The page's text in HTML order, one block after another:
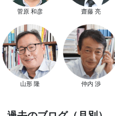
菅原 和彦 齋藤 亮
山形 隆 仲内 渉